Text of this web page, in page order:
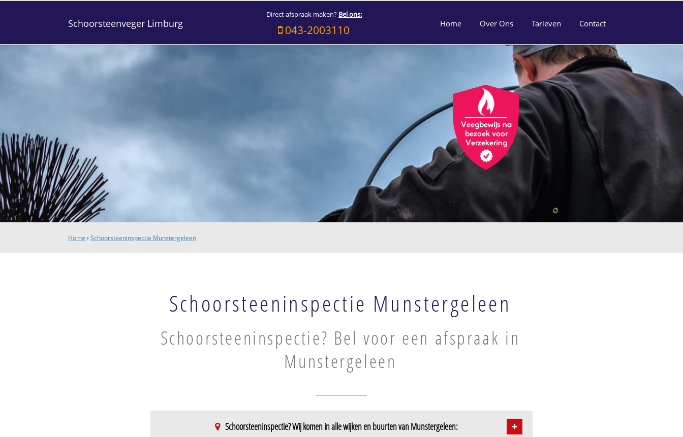
Schoorsteenveger Limburg
Direct afspraak maken? Bel ons:
043-2003110 Home Over Ons Tarieven Contact
Home ›Schoorsteeninspectie Munstergeleen
Schoorsteeninspectie Munstergeleen
Schoorsteeninspectie? Bel voor een afspraak in
Munstergeleen
Schoorsteeninspectie? Wij komen in alle wijken en buurten van Munstergeleen: